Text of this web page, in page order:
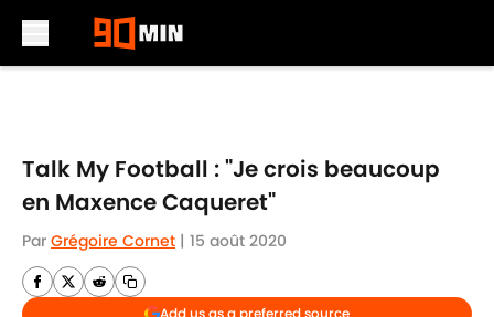
Talk My Football : "Je crois beaucoup
en Maxence Caqueret"
Par Grégoire Cornet | 15 août 2020
Add us as a preferred source